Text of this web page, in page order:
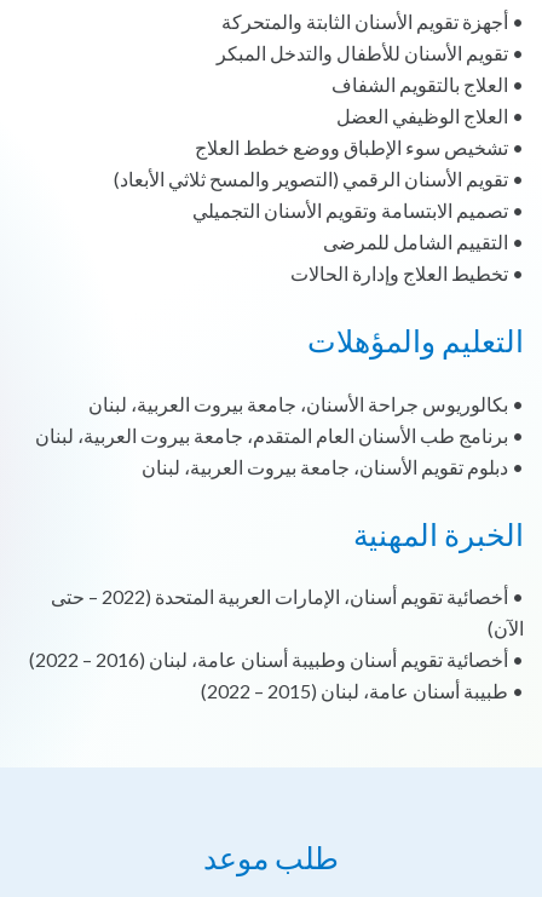
• أجهزة تقويم الأسنان الثابتة والمتحركة
• تقويم الأسنان للأطفال والتدخل المبكر
• العلاج بالتقويم الشفاف
• العلاج الوظيفي العضل
• تشخيص سوء الإطباق ووضع خطط العلاج
• تقويم الأسنان الرقمي (التصوير والمسح ثلاثي الأبعاد)
• تصميم الابتسامة وتقويم الأسنان التجميلي
• التقييم الشامل للمرضى
• تخطيط العلاج وإدارة الحالات
التعليم والمؤهلات
• بكالوريوس جراحة الأسنان، جامعة بيروت العربية، لبنان
• برنامج طب الأسنان العام المتقدم، جامعة بيروت العربية، لبنان
• دبلوم تقويم الأسنان، جامعة بيروت العربية، لبنان
الخبرة المهنية
• أخصائية تقويم أسنان، الإمارات العربية المتحدة (2022 – حتى
الآن)
• أخصائية تقويم أسنان وطبيبة أسنان عامة، لبنان (2016 – 2022)
• طبيبة أسنان عامة، لبنان (2015 – 2022)
طلب موعد